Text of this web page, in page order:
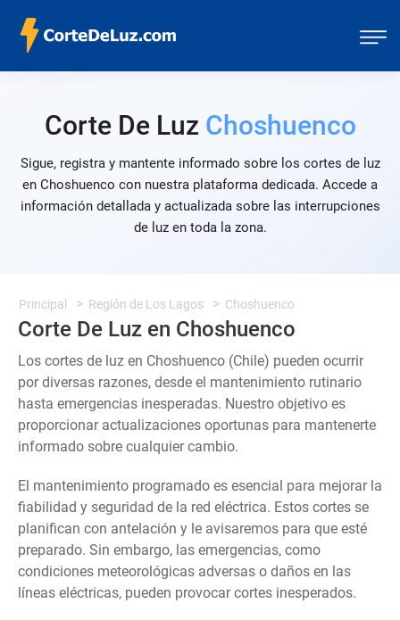
Corte De Luz Choshuenco
Sigue, registra y mantente informado sobre los cortes de luz
en Choshuenco con nuestra plataforma dedicada. Accede a
información detallada y actualizada sobre las interrupciones
de luz en toda la zona.
Principal Región de Los Lagos Choshuenco
Corte De Luz en Choshuenco
Los cortes de luz en Choshuenco (Chile) pueden ocurrir
por diversas razones, desde el mantenimiento rutinario
hasta emergencias inesperadas. Nuestro objetivo es
proporcionar actualizaciones oportunas para mantenerte
informado sobre cualquier cambio.
El mantenimiento programado es esencial para mejorar la
fiabilidad y seguridad de la red eléctrica. Estos cortes se
planifican con antelación y le avisaremos para que esté
preparado. Sin embargo, las emergencias, como
condiciones meteorológicas adversas o daños en las
líneas eléctricas, pueden provocar cortes inesperados.